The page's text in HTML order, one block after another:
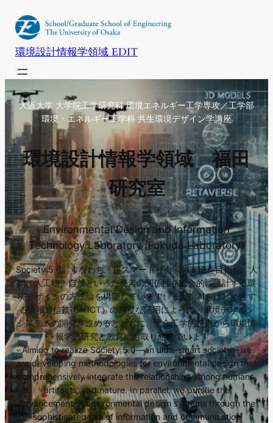
ッ
プ
環境設計情報学領域 EDIT
大阪大学 大学院工学研究科 環境エネルギー工学専攻／工学部
環境・エネルギー工学科 共生環境デザイン学講座
環境設計情報学領域 福田
研究室
Environmental Design and Information
Technology Laboratory (Fukuda Laboratory)
Society 5.0、すなわち「超スマート社会」の実現を目指し、人
間・人工物・自然といった要素の関係性を総合的に設計する環
境デザインの方法論を構築しています。また、AIをはじめとす
る情報通信技術（ICT）の高度な活用によって、環境デザイン
システムの開発を進めるとともに、総合工学的視点から環境情
報学の研究と教育にも取り組んでいます。
Aiming to realize Society 5.0—an ultra-smart society—we
are developing methodologies for environmental design that
comprehensively integrate the relationships among humans,
artifacts, and nature. In parallel, we pursue the
advancement of environmental design systems through the
sophisticated use of information and communication